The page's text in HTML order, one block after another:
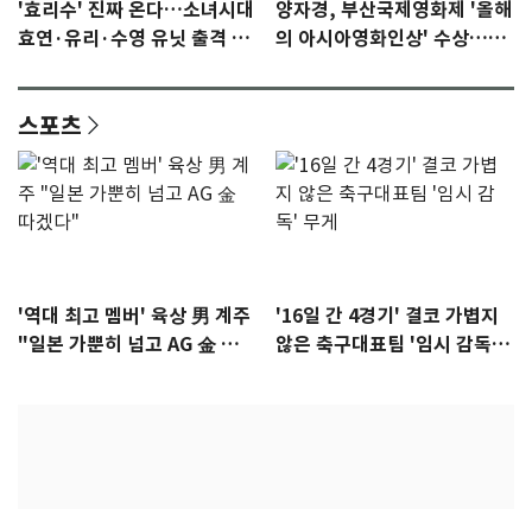
'효리수' 진짜 온다…소녀시대
효연·유리·수영 유닛 출격 [N
양자경, 부산국제영화제 '올해
의 아시아영화인상' 수상…15
스포츠
'역대 최고 멤버' 육상 男 계주
"일본 가뿐히 넘고 AG 金 따겠
'16일 간 4경기' 결코 가볍지
않은 축구대표팀 '임시 감독'